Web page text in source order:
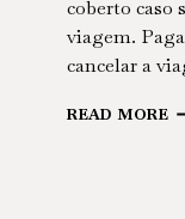
coberto caso
viagem.
cancelar a
READ MORE